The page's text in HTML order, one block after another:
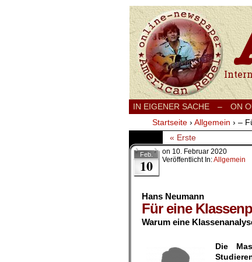
IN EIGENER SACHE – ON
Startseite › Allgemein › –
« Erste
Feb.
10
on 10. Februar 2020
Veröffentlicht In:Allgemein
Hans Neumann
Für eine
Warum eine
Die